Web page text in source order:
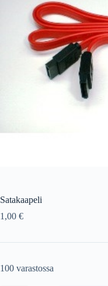
Satakaapeli
1,00 €
100 varastossa